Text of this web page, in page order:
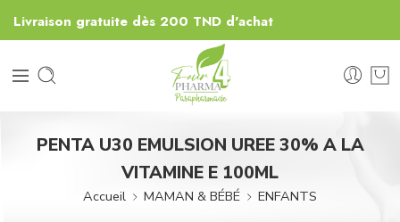
Livraison gratuite dès 200 TND d'achat
PENTA U30 EMULSION UREE 30% A LA
VITAMINE E 100ML
Accueil MAMAN & BÉBÉ ENFANTS